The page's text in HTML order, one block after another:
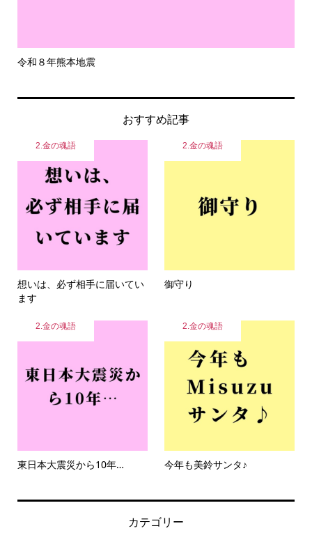
令和８年熊本地震
おすすめ記事
2.金の魂語
想いは、必ず相手に届いてい
ます
2.金の魂語
御守り
2.金の魂語
東日本大震災から10年…
2.金の魂語
今年も美鈴サンタ♪
カテゴリー